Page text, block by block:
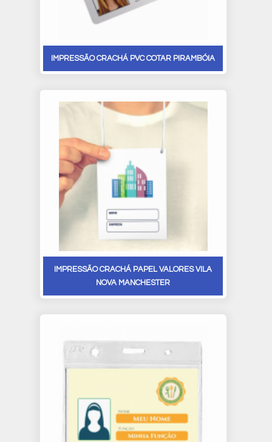
IMPRESSÃO CRACHÁ PVC COTAR PIRAMBÓIA
IMPRESSÃO CRACHÁ PAPEL VALORES VILA
NOVA MANCHESTER